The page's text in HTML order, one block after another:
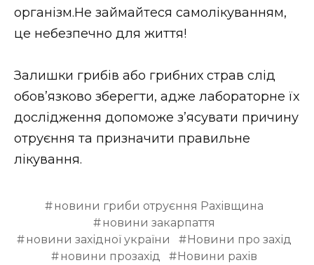
організм.Не займайтеся самолікуванням,
це небезпечно для життя!
Залишки грибів або грибних страв слід
обов’язково зберегти, адже лабораторне їх
дослідження допоможе з’ясувати причину
отруєння та призначити правильне
лікування.
новини гриби отруєння Рахівщина
новини закарпаття
новини західної україни
Новини про захід
новини прозахід
Новини рахів